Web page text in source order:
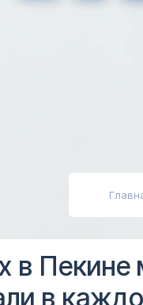
в Пекине
в